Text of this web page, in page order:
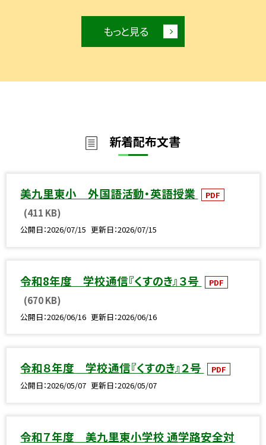
もっと見る
新着配布文書
美九里東小 外国語活動・英語授業 PDF
(411 KB)
公開日 2026/07/15 更新日 2026/07/15
令和8年度 学校通信『くすのき』３号 PDF
(670 KB)
公開日 2026/06/16 更新日 2026/06/16
令和８年度 学校通信『くすのき』２号
PDF
公開日 2026/05/07 更新日 2026/05/07
令和７年度 美九里東小学校 通学路安全対